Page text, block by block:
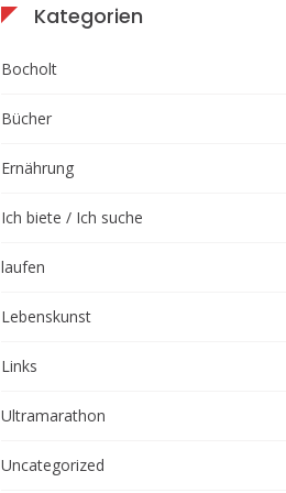
Kategorien
Bocholt
Bücher
Ernährung
Ich biete / Ich suche
laufen
Lebenskunst
Links
Ultramarathon
Uncategorized